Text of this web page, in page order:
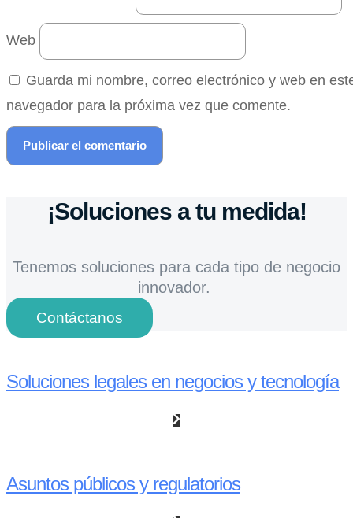
Web
Guarda mi nombre, correo electrónico y web en
navegador para la próxima vez que comente.
¡Soluciones a tu medida!
Tenemos soluciones para cada tipo de negocio
innovador.
Contáctanos
Soluciones legales en negocios y tecnología
Asuntos públicos y regulatorios